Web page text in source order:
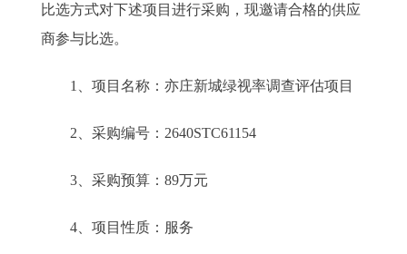
比选方式对下述项目进行采购，现邀请合格的供应
商参与比选。
1、项目名称：亦庄新城绿视率调查评估项目
2、采购编号：2640STC61154
3、采购预算：89万元
4、项目性质：服务